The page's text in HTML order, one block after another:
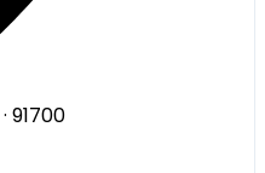
· 91700